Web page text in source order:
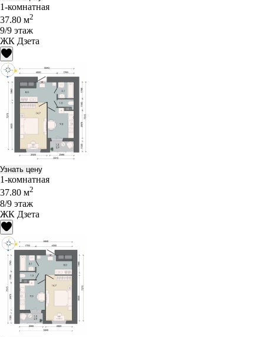
1-комнатная
37.80 м2
9/9 этаж
ЖК Дзета
Узнать цену
1-комнатная
37.80 м2
8/9 этаж
ЖК Дзета